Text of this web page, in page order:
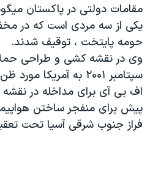
حقوق شهروندی
اقتصادی
علم و فناوری
اسرائیل در جنگ
گالری عکس
آرشیو پخش زنده
انتخابات ریاست جمهوری آمریکا ۲۰۲۴
حمله جمهوری اسلامی به اسرائیل
رمز مهسا
ورزش زنان در ایران
اعتراضات زن، زندگی، آزادی
مجموعه مستندهای دادخواهی
زبانهای مختلف
مقامات دولتی در پاکستان
يکی از سه مردی است که در
حومه پايتخت ، توقيف شدند.
وی در نقشه کشی و طراحی
سپتامبر ۲۰۰۱ به
اف بی آی برای مداخله در
پيش برای منفجر ساختن
فراز جنوب شرقی آسيا تحت